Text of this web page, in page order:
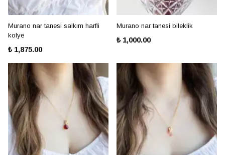
Murano nar tanesi salkım harfli
kolye
₺ 1,875.00
Murano nar tanesi bileklik
₺ 1,000.00